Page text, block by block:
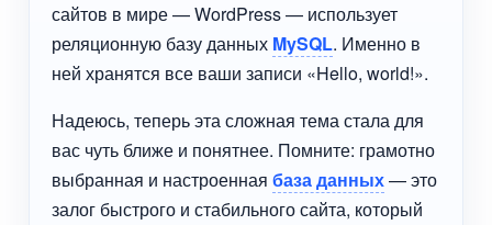
сайтов в мире — WordPress — использует
реляционную базу данных MySQL. Именно в
ней хранятся все ваши записи «Hello, world!».
Надеюсь, теперь эта сложная тема стала для
вас чуть ближе и понятнее. Помните: грамотно
выбранная и настроеннаябаза данных— это
залог быстрого и стабильного сайта, который